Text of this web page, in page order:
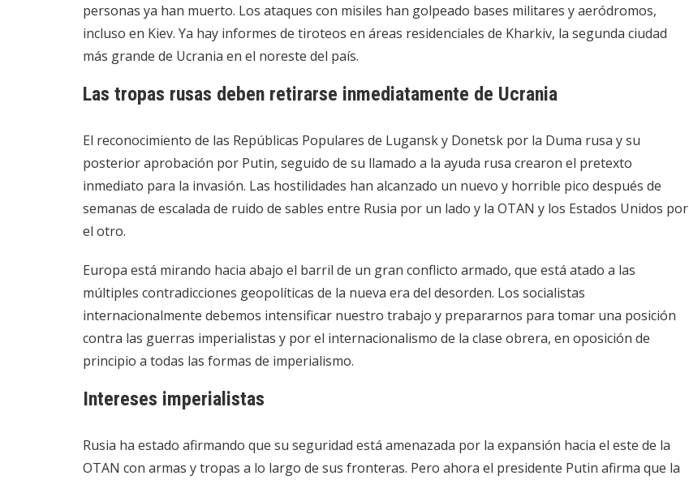
personas ya han muerto. Los ataques con misiles han golpeado bases militares y aeródromos,
incluso en Kiev. Ya hay informes de tiroteos en áreas residenciales de Kharkiv, la segunda ciudad
más grande de Ucrania en el noreste del país.
Las tropas rusas deben retirarse inmediatamente de Ucrania
El reconocimiento de las Repúblicas Populares de Lugansk y Donetsk por la Duma rusa y su
posterior aprobación por Putin, seguido de su llamado a la ayuda rusa crearon el pretexto
inmediato para la invasión. Las hostilidades han alcanzado un nuevo y horrible pico después de
semanas de escalada de ruido de sables entre Rusia por un lado y la OTAN y los Estados Unidos por
el otro.
Europa está mirando hacia abajo el barril de un gran conflicto armado, que está atado a las
múltiples contradicciones geopolíticas de la nueva era del desorden. Los socialistas
internacionalmente debemos intensificar nuestro trabajo y prepararnos para tomar una posición
contra las guerras imperialistas y por el internacionalismo de la clase obrera, en oposición de
principio a todas las formas de imperialismo.
Intereses imperialistas
Rusia ha estado afirmando que su seguridad está amenazada por la expansión hacia el este de la
OTAN con armas y tropas a lo largo de sus fronteras. Pero ahora el presidente Putin afirma que la